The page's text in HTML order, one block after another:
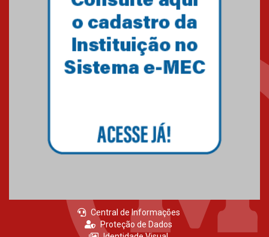
Central de Informações
Proteção de Dados